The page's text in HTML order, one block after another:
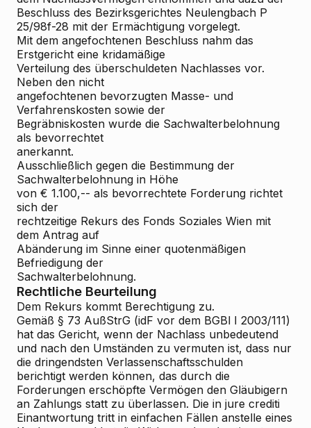
Beschluss des Bezirksgerichtes Neulengbach P
25/98f-28 mit der Ermächtigung vorgelegt.
Mit dem angefochtenen Beschluss nahm das
Erstgericht eine kridamäßige
Verteilung des überschuldeten Nachlasses vor.
Neben den nicht
angefochtenen bevorzugten Masse- und
Verfahrenskosten sowie der
Begräbniskosten wurde die Sachwalterbelohnung
als bevorrechtet
anerkannt.
Ausschließlich gegen die Bestimmung der
Sachwalterbelohnung in Höhe
von € 1.100,-- als bevorrechtete Forderung richtet
sich der
rechtzeitige Rekurs des Fonds Soziales Wien mit
dem Antrag auf
Abänderung im Sinne einer quotenmäßigen
Befriedigung der
Sachwalterbelohnung.
Rechtliche Beurteilung
Dem Rekurs kommt Berechtigung zu.
Gemäß § 73 AußStrG (idF vor dem BGBl I 2003/111)
hat das Gericht, wenn der Nachlass unbedeutend
und nach den Umständen zu vermuten ist, dass nur
die dringendsten Verlassenschaftsschulden
berichtigt werden können, das durch die
Forderungen erschöpfte Vermögen den Gläubigern
an Zahlungs statt zu überlassen. Die in jure crediti
Einantwortung tritt in einfachen Fällen anstelle eines